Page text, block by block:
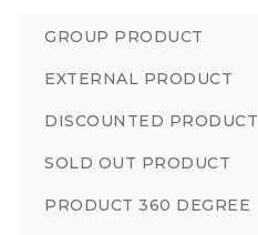
GROUP PRODUCT
EXTERNAL PRODUCT
DISCOUNTED PRODUCT
SOLD OUT PRODUCT
PRODUCT 360 DEGREE